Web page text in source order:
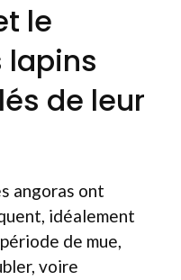
le
lapins
de leur
angoras ont
idéalement
de mue,
voire